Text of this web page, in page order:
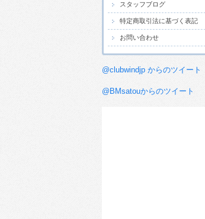
スタッフブログ
特定商取引法に基づく表記
お問い合わせ
@clubwindjp からのツイート
@BMsatouからのツイート